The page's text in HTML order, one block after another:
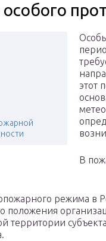
этот
В
режима в
положения
территории